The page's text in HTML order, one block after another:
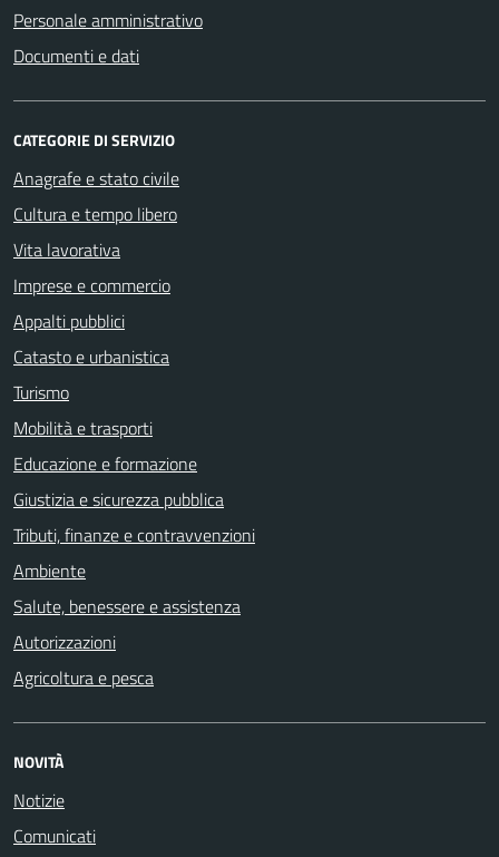
Personale amministrativo
Documenti e dati
CATEGORIE DI SERVIZIO
Anagrafe e stato civile
Cultura e tempo libero
Vita lavorativa
Imprese e commercio
Appalti pubblici
Catasto e urbanistica
Turismo
Mobilità e trasporti
Educazione e formazione
Giustizia e sicurezza pubblica
Tributi, finanze e contravvenzioni
Ambiente
Salute, benessere e assistenza
Autorizzazioni
Agricoltura e pesca
NOVITÀ
Notizie
Comunicati